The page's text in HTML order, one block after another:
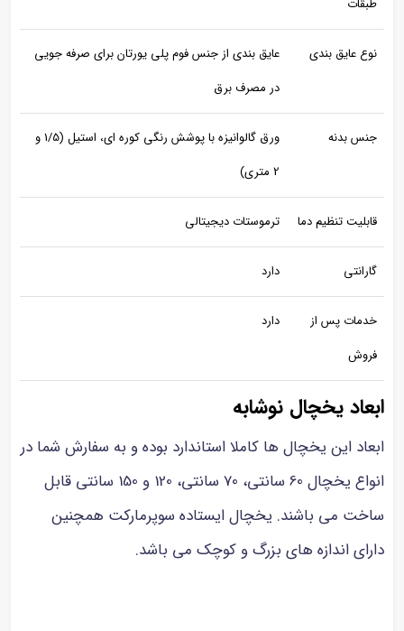
طبقات
نوع عایق بندی
عایق بندی از جنس فوم پلی یورتان برای صرفه جویی
در مصرف برق
جنس بدنه
ورق گالوانیزه با پوشش رنگی کوره ای، استیل (1/5 و
2 متری)
قابلیت تنظیم دما ترموستات دیجیتالی
گارانتی دارد
خدمات پس از
فروش
دارد
ابعاد یخچال نوشابه
ابعاد این یخچال ها کاملا استاندارد بوده و به سفارش شما در
انواع یخچال 60 سانتی، 70 سانتی، 120 و 150 سانتی قابل
ساخت می باشند. یخچال ایستاده سوپرمارکت همچنین
دارای اندازه های بزرگ و کوچک می باشد.